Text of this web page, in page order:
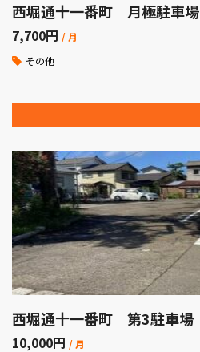
西堀通十一番町 月極駐車場
7,700円 / 月
その他
西堀通十一番町 第3駐車場
10,000円 / 月